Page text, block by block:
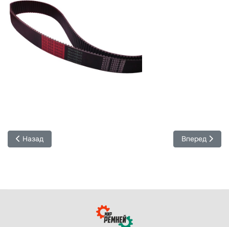
Предыдущий: Зубчатые ремни AT10: точность и мощность
Назад Следующий:
Вперед